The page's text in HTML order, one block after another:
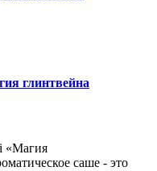
глинтвейна
«Магия
саше - это